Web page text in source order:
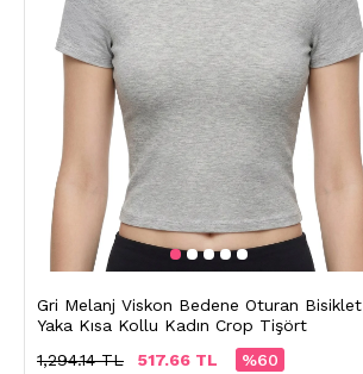
Gri Melanj Viskon Bedene Oturan Bisiklet
Yaka Kısa Kollu Kadın Crop Tişört
%60
517.66 TL
1,294.14 TL